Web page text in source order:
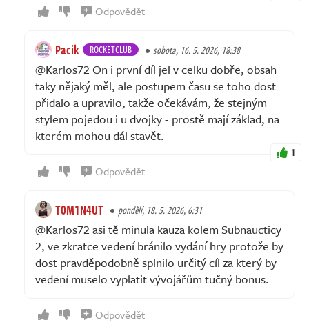
Odpovědět
Pacik ROCKETCLUB sobota, 16. 5. 2026, 18:38
@Karlos72 On i první díl jel v celku dobře, obsah
taky nějaký měl, ale postupem času se toho dost
přidalo a upravilo, takže očekávám, že stejným
stylem pojedou i u dvojky - prostě mají základ, na
kterém mohou dál stavět.
1
Odpovědět
T0M1N4UT pondělí, 18. 5. 2026, 6:31
@Karlos72 asi tě minula kauza kolem Subnaucticy
2, ve zkratce vedení bránilo vydání hry protože by
dost pravděpodobně splnilo určitý cíl za který by
vedení muselo vyplatit vývojářům tučný bonus.
Odpovědět